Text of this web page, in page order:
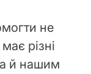
не
різні
й нашим